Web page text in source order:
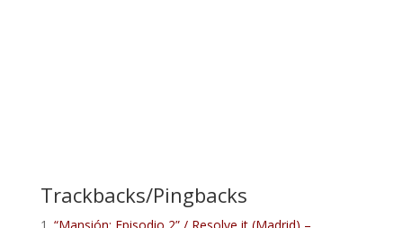
Trackbacks/Pingbacks